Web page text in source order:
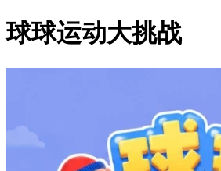
球球运动大挑战